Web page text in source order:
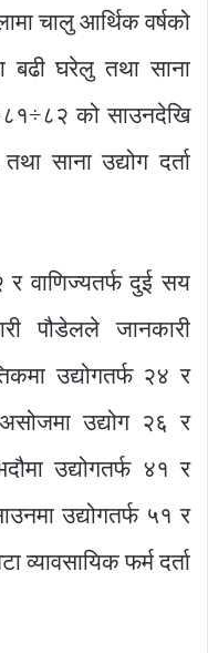
चालु आर्थिक वर्षको
बढी घरेलु तथा साना
को साउनदेखि
साना उद्योग दर्ता
र वाणिज्यतर्फ दुई सय
पौडेलले जानकारी
उद्योगतर्फ २४ र
उद्योग २६ र
उद्योगतर्फ ४१ र
उद्योगतर्फ ५१ र
व्यावसायिक फर्म दर्ता